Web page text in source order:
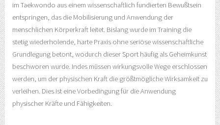
im Taekwondo aus einem wissenschaftlich fundierten Bewußtsein
entspringen, das die Mobilisierung und Anwendung der
menschlichen Körperkraft leitet. Bislang wurde im Training die
stetig wiederholende, harte Praxis ohne seriöse wissenschaftliche
Grundlegung betont, wodurch dieser Sport häufig als Geheimkunst
beschworen wurde. Indes müssen wirkungsvolle Wege erschlossen
werden, um der physischen Kraft die größtmögliche Wirksamkeit zu
verleihen. Dies ist eine Vorbedingung für die Anwendung
physischer Kräfte und Fähigkeiten.